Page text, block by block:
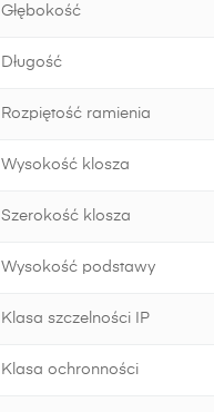
Głębokość
Długość
Rozpiętość ramienia
Wysokość klosza
Szerokość klosza
Wysokość podstawy
Klasa szczelności IP
Klasa ochronności